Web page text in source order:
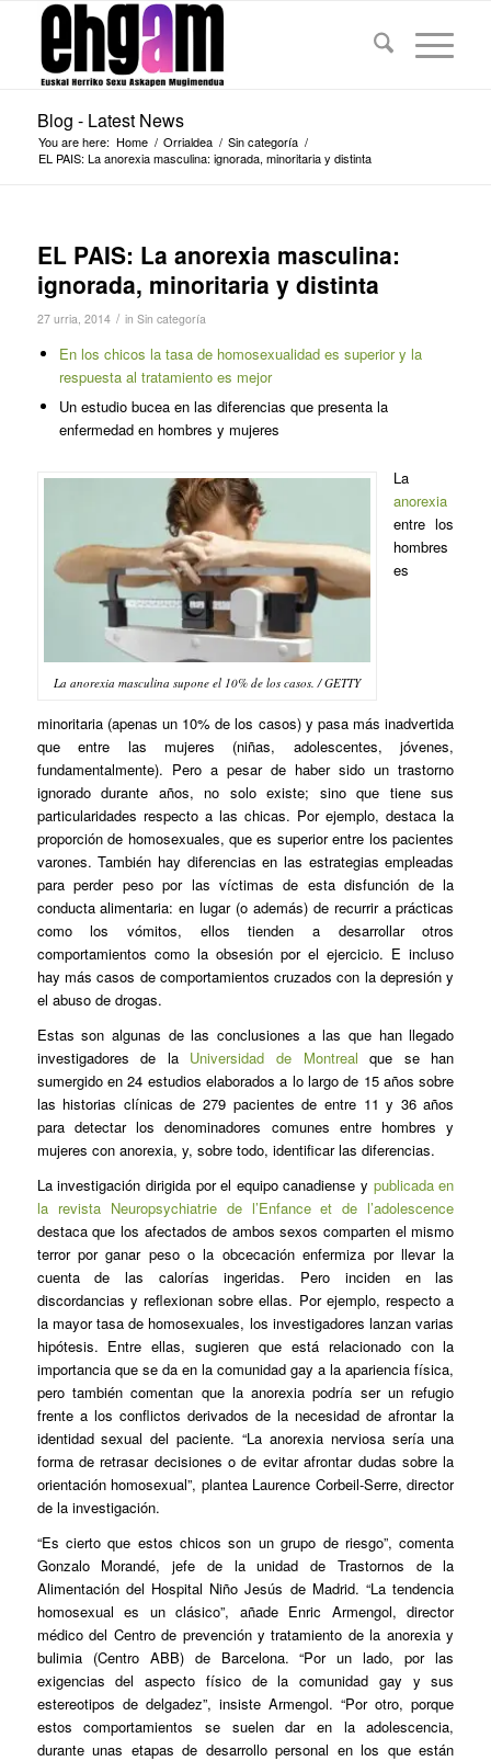
Blog - Latest News
You are here: Home / Orrialdea / Sin categoría /
EL PAIS: La anorexia masculina: ignorada, minoritaria y distinta
EL PAIS: La anorexia masculina:
ignorada, minoritaria y distinta
27 urria, 2014 / in Sin categoría
En los chicos la tasa de homosexualidad es superior y la
respuesta al tratamiento es mejor
Un estudio bucea en las diferencias que presenta la
enfermedad en hombres y mujeres
La anorexia masculina supone el 10% de los casos. / GETTY
La
anorexia
entre los
hombres
es
minoritaria (apenas un 10% de los casos) y pasa más inadvertida
que entre las mujeres (niñas, adolescentes, jóvenes,
fundamentalmente). Pero a pesar de haber sido un trastorno
ignorado durante años, no solo existe; sino que tiene sus
particularidades respecto a las chicas. Por ejemplo, destaca la
proporción de homosexuales, que es superior entre los pacientes
varones. También hay diferencias en las estrategias empleadas
para perder peso por las víctimas de esta disfunción de la
conducta alimentaria: en lugar (o además) de recurrir a prácticas
como los vómitos, ellos tienden a desarrollar otros
comportamientos como la obsesión por el ejercicio. E incluso
hay más casos de comportamientos cruzados con la depresión y
el abuso de drogas.
Estas son algunas de las conclusiones a las que han llegado
investigadores de la Universidad de Montreal que se han
sumergido en 24 estudios elaborados a lo largo de 15 años sobre
las historias clínicas de 279 pacientes de entre 11 y 36 años
para detectar los denominadores comunes entre hombres y
mujeres con anorexia, y, sobre todo, identificar las diferencias.
La investigación dirigida por el equipo canadiense y publicada en
la revista Neuropsychiatrie de l’Enfance et de l’adolescence
destaca que los afectados de ambos sexos comparten el mismo
terror por ganar peso o la obcecación enfermiza por llevar la
cuenta de las calorías ingeridas. Pero inciden en las
discordancias y reflexionan sobre ellas. Por ejemplo, respecto a
la mayor tasa de homosexuales, los investigadores lanzan varias
hipótesis. Entre ellas, sugieren que está relacionado con la
importancia que se da en la comunidad gay a la apariencia física,
pero también comentan que la anorexia podría ser un refugio
frente a los conflictos derivados de la necesidad de afrontar la
identidad sexual del paciente. “La anorexia nerviosa sería una
forma de retrasar decisiones o de evitar afrontar dudas sobre la
orientación homosexual”, plantea Laurence Corbeil-Serre, director
de la investigación.
“Es cierto que estos chicos son un grupo de riesgo”, comenta
Gonzalo Morandé, jefe de la unidad de Trastornos de la
Alimentación del Hospital Niño Jesús de Madrid. “La tendencia
homosexual es un clásico”, añade Enric Armengol, director
médico del Centro de prevención y tratamiento de la anorexia y
bulimia (Centro ABB) de Barcelona. “Por un lado, por las
exigencias del aspecto físico de la comunidad gay y sus
estereotipos de delgadez”, insiste Armengol. “Por otro, porque
estos comportamientos se suelen dar en la adolescencia,
durante unas etapas de desarrollo personal en los que están